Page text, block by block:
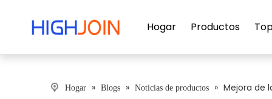
Hogar Productos
Hogar » Blogs » Noticias de productos » Mejora de